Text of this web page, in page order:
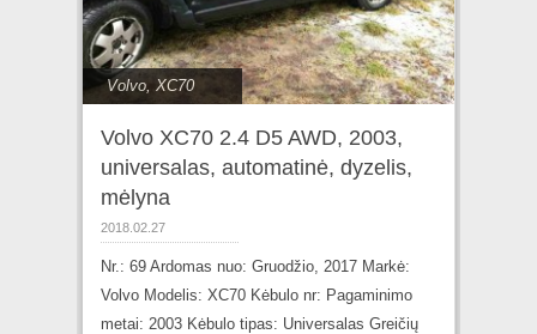
Volvo, XC70
Volvo XC70 2.4 D5 AWD, 2003,
universalas, automatinė, dyzelis,
mėlyna
2018.02.27
Nr.: 69 Ardomas nuo: Gruodžio, 2017 Markė:
Volvo Modelis: XC70 Kėbulo nr: Pagaminimo
metai: 2003 Kėbulo tipas: Universalas Greičių